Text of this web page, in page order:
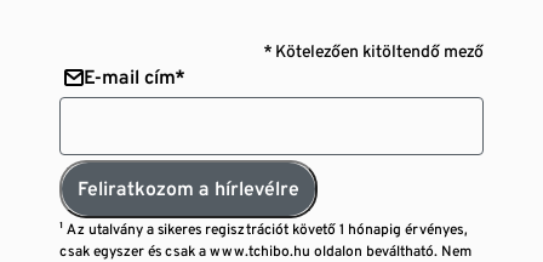
* Kötelezően kitöltendő mező
E-mail cím*
Feliratkozom a hírlevélre
¹ Az utalvány a sikeres regisztrációt követő 1 hónapig érvényes,
csak egyszer és csak a www.tchibo.hu oldalon beváltható. Nem